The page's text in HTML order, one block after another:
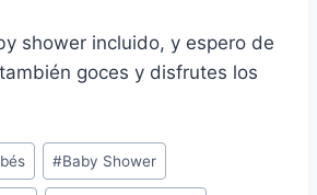
shower incluido, y espero de
goces y disfrutes los
#Baby Shower